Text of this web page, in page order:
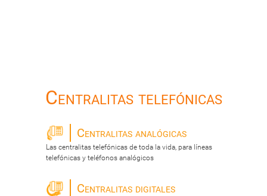
Centralitas telefónicas
Centralitas analógicas
Las centralitas telefónicas de toda la vida, para líneas
telefónicas y teléfonos analógicos
Centralitas digitales